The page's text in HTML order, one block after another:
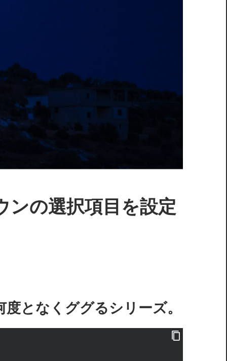
ンの選択項目を設定
となくググるシリーズ。